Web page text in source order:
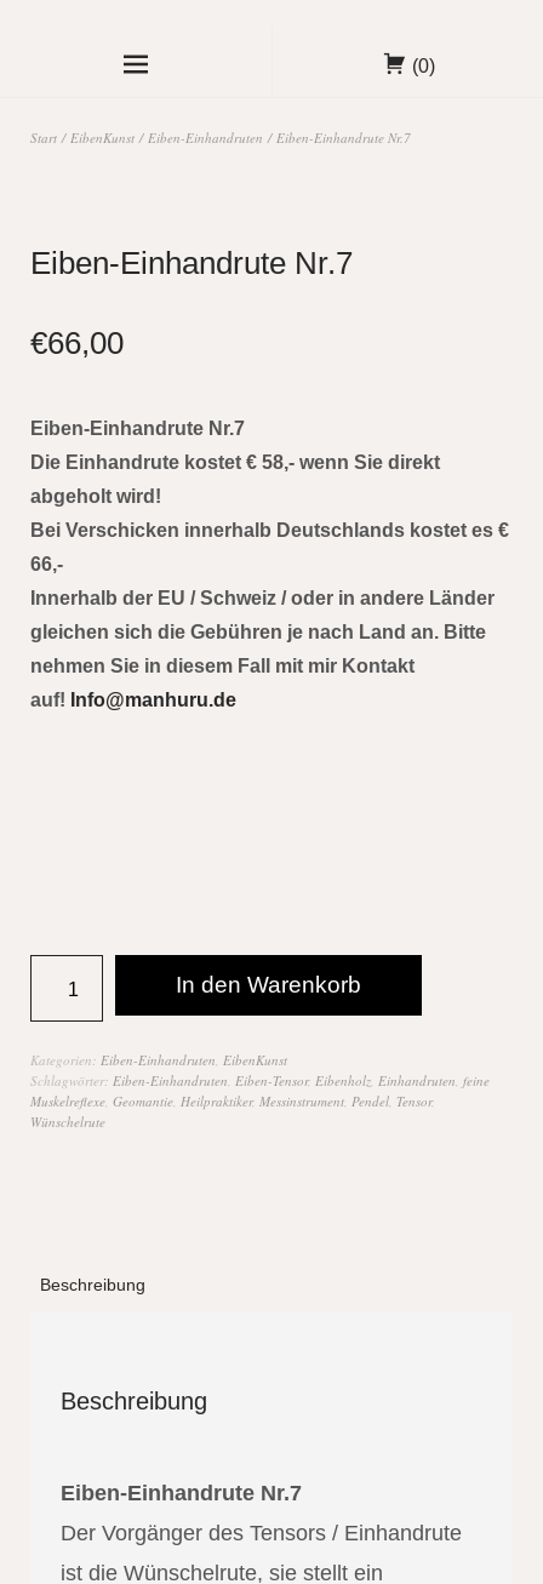
(0)
Start / EibenKunst / Eiben-Einhandruten / Eiben-Einhandrute Nr.7
Eiben-Einhandrute Nr.7
€66,00
Eiben-Einhandrute Nr.7
Die Einhandrute kostet € 58,- wenn Sie direkt
abgeholt wird!
Bei Verschicken innerhalb Deutschlands kostet es €
66,-
Innerhalb der EU / Schweiz / oder in andere Länder
gleichen sich die Gebühren je nach Land an. Bitte
nehmen Sie in diesem Fall mit mir Kontakt
auf! Info@manhuru.de
In den Warenkorb
Kategorien: Eiben-Einhandruten, EibenKunst
Schlagwörter: Eiben-Einhandruten, Eiben-Tensor, Eibenholz, Einhandruten, feine
Muskelreflexe, Geomantie, Heilpraktiker, Messinstrument, Pendel, Tensor,
Wünschelrute
Beschreibung
Beschreibung
Eiben-Einhandrute Nr.7
Der Vorgänger des Tensors / Einhandrute
ist die Wünschelrute, sie stellt ein